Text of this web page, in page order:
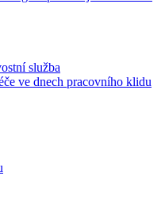
služba
ve dnech pracovního klidu